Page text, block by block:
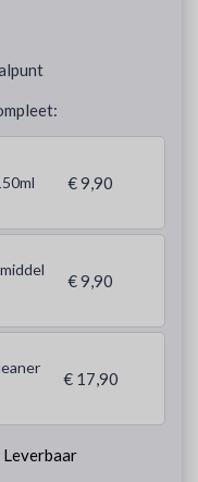
€ 9,90
€ 9,90
€ 17,90